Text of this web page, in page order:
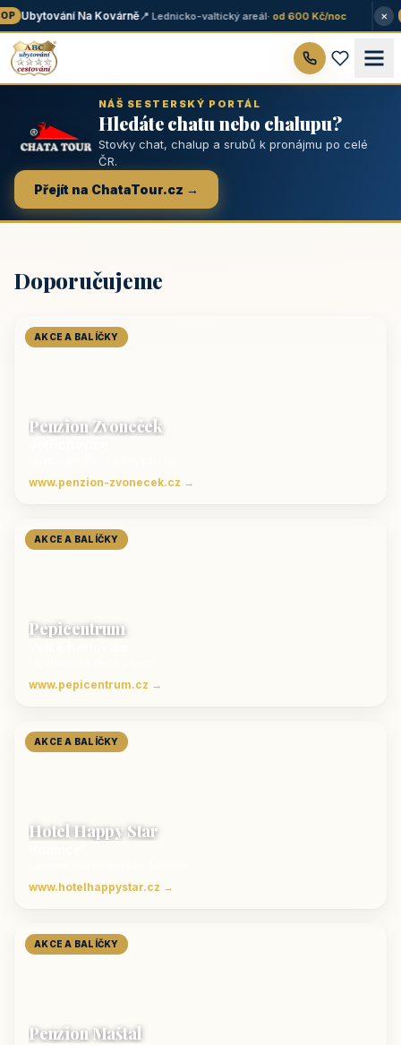
Ubytování Na Kovárně📍 Lednicko-valtický areál· od 600 Kč/noc ×
NÁŠ SESTERSKÝ PORTÁL
Hledáte chatu nebo chalupu?
Stovky chat, chalup a srubů k pronájmu po celé
ČR.
Přejít na ChataTour.cz →
Doporučujeme
AKCE A BALÍČKY
Penzion Zvoneček
www.penzion-zvonecek.cz →
AKCE A BALÍČKY
Pepicentrum
www.pepicentrum.cz →
AKCE A BALÍČKY
Hotel Happy Star
www.hotelhappystar.cz →
AKCE A BALÍČKY
Penzion Maštal